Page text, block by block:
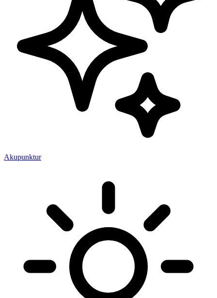
Akupunktur